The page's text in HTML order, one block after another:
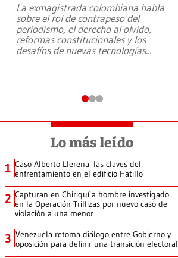
La exmagistrada colombiana habla
sobre el rol de contrapeso del
periodismo, el derecho al olvido,
reformas constitucionales y los
desafíos de nuevas tecnologías...
Lo más leído
1 Caso Alberto Llerena: las claves del
enfrentamiento en el edificio Hatillo
2 Capturan en Chiriquí a hombre investigado
en la Operación Trillizas por nuevo caso de
violación a una menor
3 Venezuela retoma diálogo entre Gobierno y
oposición para definir una transición electoral